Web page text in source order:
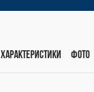
Характеристики Фото